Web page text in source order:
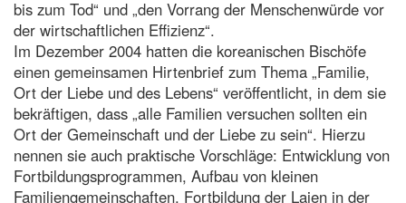
bis zum Tod“ und „den Vorrang der Menschenwürde vor
der wirtschaftlichen Effizienz“.
Im Dezember 2004 hatten die koreanischen Bischöfe
einen gemeinsamen Hirtenbrief zum Thema „Familie,
Ort der Liebe und des Lebens“ veröffentlicht, in dem sie
bekräftigen, dass „alle Familien versuchen sollten ein
Ort der Gemeinschaft und der Liebe zu sein“. Hierzu
nennen sie auch praktische Vorschläge: Entwicklung von
Fortbildungsprogrammen, Aufbau von kleinen
Familiengemeinschaften, Fortbildung der Laien in der